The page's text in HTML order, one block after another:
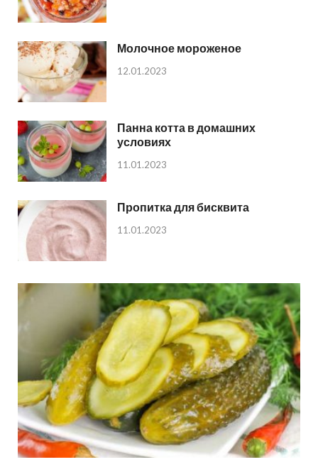
Молочное мороженое
12.01.2023
Панна котта в домашних
условиях
11.01.2023
Пропитка для бисквита
11.01.2023